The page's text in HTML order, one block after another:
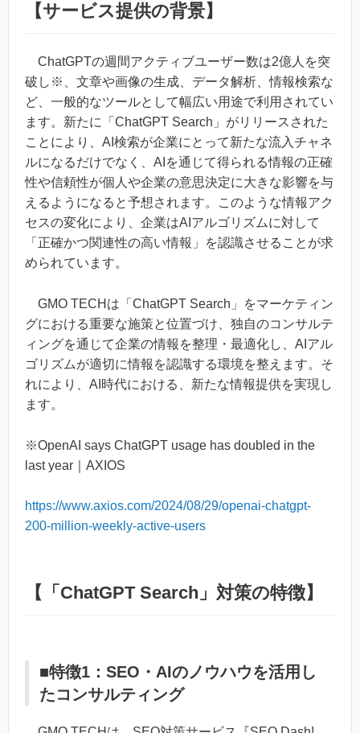
【サービス提供の背景】
ChatGPTの週間アクティブユーザー数は2億人を突
破し※、文章や画像の生成、データ解析、情報検索な
ど、一般的なツールとして幅広い用途で利用されてい
ます。新たに「ChatGPT Search」がリリースされた
ことにより、AI検索が企業にとって新たな流入チャネ
ルになるだけでなく、AIを通じて得られる情報の正確
性や信頼性が個人や企業の意思決定に大きな影響を与
えるようになると予想されます。このような情報アク
セスの変化により、企業はAIアルゴリズムに対して
「正確かつ関連性の高い情報」を認識させることが求
められています。
GMO TECHは「ChatGPT Search」をマーケティン
グにおける重要な施策と位置づけ、独自のコンサルテ
ィングを通じて企業の情報を整理・最適化し、AIアル
ゴリズムが適切に情報を認識する環境を整えます。そ
れにより、AI時代における、新たな情報提供を実現し
ます。
※OpenAI says ChatGPT usage has doubled in the
last year｜AXIOS
https://www.axios.com/2024/08/29/openai-chatgpt-
200-million-weekly-active-users
【「ChatGPT Search」対策の特徴】
■特徴1：SEO・AIのノウハウを活用し
たコンサルティング